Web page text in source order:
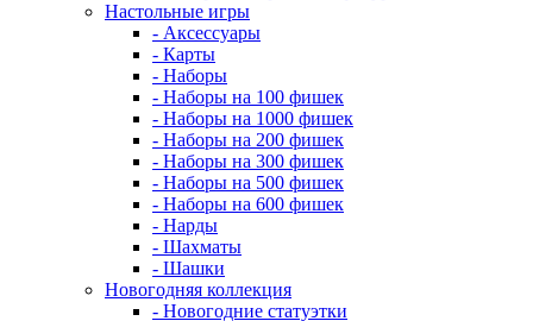
Настольные игры
- Аксессуары
- Карты
- Наборы
- Наборы на 100 фишек
- Наборы на 1000 фишек
- Наборы на 200 фишек
- Наборы на 300 фишек
- Наборы на 500 фишек
- Наборы на 600 фишек
- Нарды
- Шахматы
- Шашки
Новогодняя коллекция
- Новогодние статуэтки